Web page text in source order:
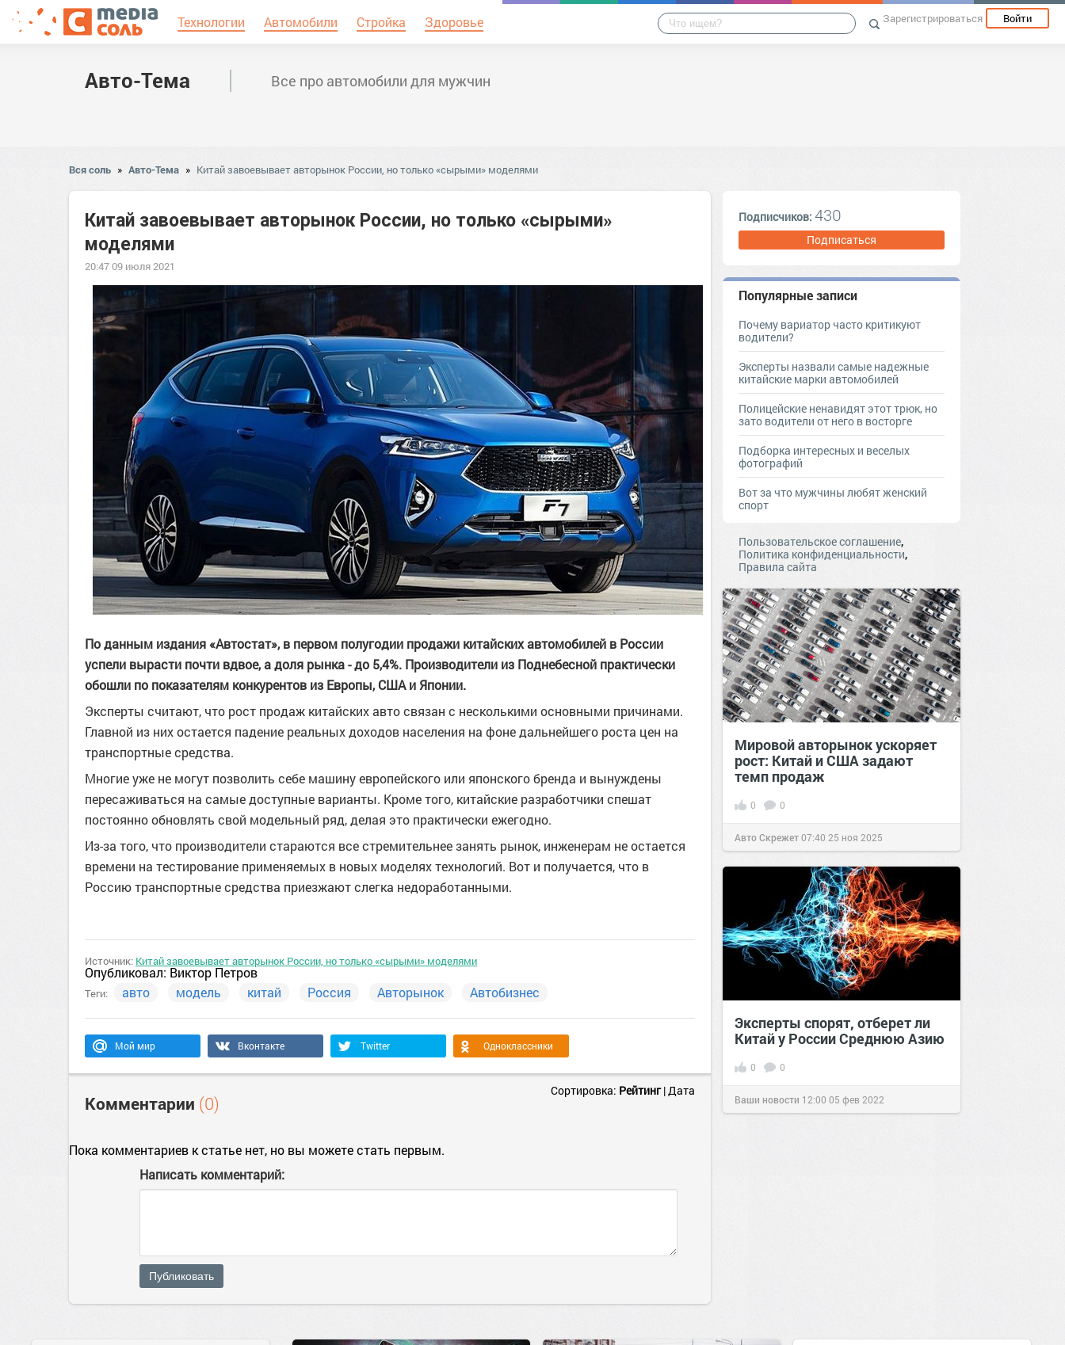
Технологии Автомобили Стройка Здоровье Зарегистрироваться Войти
Авто-Тема Все про автомобили для мужчин
Вся соль » Авто-Тема » Китай завоевывает авторынок России, но только «сырыми» моделями
Китай завоевывает авторынок России, но только «сырыми»
моделями
20:47 09 июля 2021
По данным издания «Автостат», в первом полугодии продажи китайских автомобилей в России
успели вырасти почти вдвое, а доля рынка - до 5,4%. Производители из Поднебесной практически
обошли по показателям конкурентов из Европы, США и Японии.
Эксперты считают, что рост продаж китайских авто связан с несколькими основными причинами.
Главной из них остается падение реальных доходов населения на фоне дальнейшего роста цен на
транспортные средства.
Многие уже не могут позволить себе машину европейского или японского бренда и вынуждены
пересаживаться на самые доступные варианты. Кроме того, китайские разработчики спешат
постоянно обновлять свой модельный ряд, делая это практически ежегодно.
Из-за того, что производители стараются все стремительнее занять рынок, инженерам не остается
времени на тестирование применяемых в новых моделях технологий. Вот и получается, что в
Россию транспортные средства приезжают слегка недоработанными.
Источник: Китай завоевывает авторынок России, но только «сырыми» моделями
Опубликовал: Виктор Петров
Теги: авто модель китай Россия Авторынок Автобизнес
Мой мир Вконтакте Twitter Одноклассники
Комментарии (0)
Сортировка: Рейтинг|Дата
Пока комментариев к статье нет, но вы можете стать первым.
Написать комментарий:
Публиковать
Подписчиков: 430
Подписаться
Популярные записи
Почему вариатор часто критикуют
водители?
Эксперты назвали самые надежные
китайские марки автомобилей
Полицейские ненавидят этот трюк, но
зато водители от него в восторге
Подборка интересных и веселых
фотографий
Вот за что мужчины любят женский
спорт
Пользовательское соглашение,
Политика конфиденциальности,
Правила сайта
Мировой авторынок ускоряет
рост: Китай и США задают
темп продаж
0 0
Авто Скрежет07:40 25 ноя 2025
Эксперты спорят, отберет ли
Китай у России Среднюю Азию
0 0
Ваши новости 12:00 05 фев 2022